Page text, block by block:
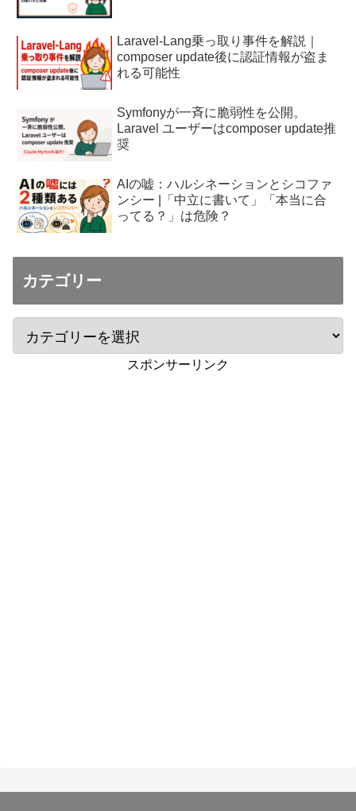
Laravel-Lang乗っ取り事件を解説｜
composer update後に認証情報が盗ま
れる可能性
Symfonyが一斉に脆弱性を公開。
Laravel ユーザーはcomposer update推
奨
AIの嘘：ハルシネーションとシコファ
ンシー |「中立に書いて」「本当に合
ってる？」は危険？
カテゴリー
スポンサーリンク